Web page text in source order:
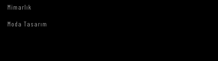
Mimarlık
Moda Tasarım